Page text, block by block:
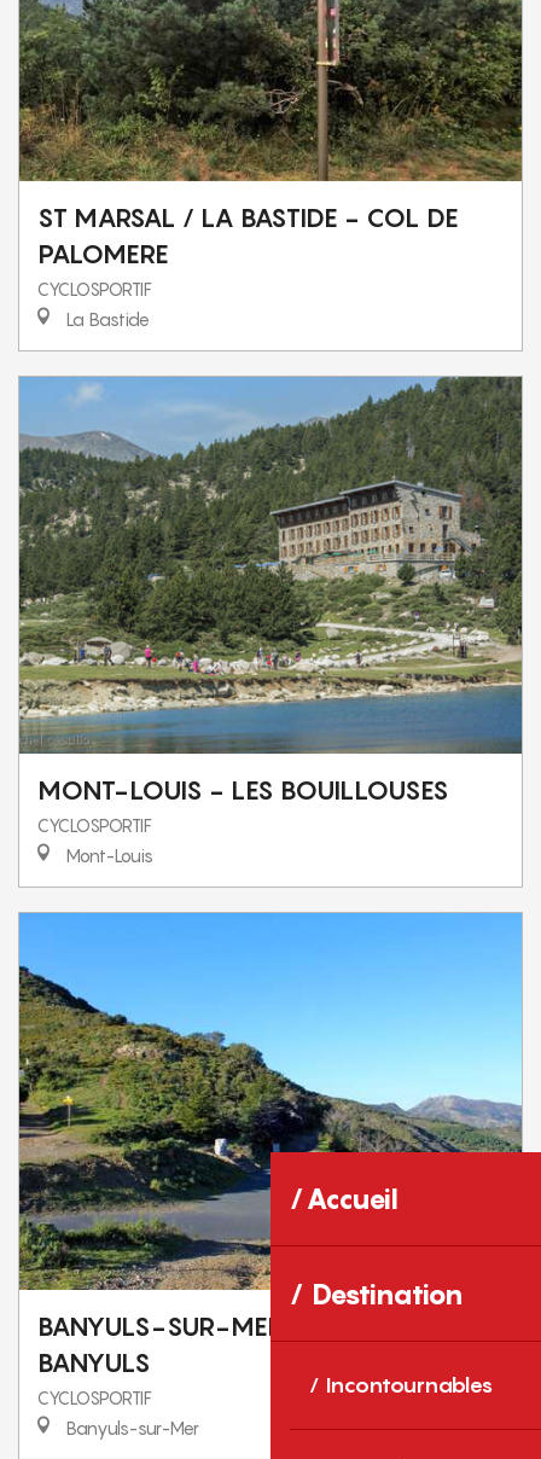
Accueil
Destination
Incontournables
ST MARSAL / LA BASTIDE - COL DE
PALOMERE
CYCLOSPORTIF
La Bastide
MONT-LOUIS - LES BOUILLOUSES
CYCLOSPORTIF
Mont-Louis
BANYULS-SUR-MER - COL DE
BANYULS
CYCLOSPORTIF
Banyuls-sur-Mer